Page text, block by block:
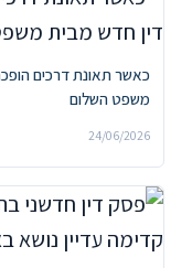
כאשר תאונת דרכים
משפט השלום
24/06/2026